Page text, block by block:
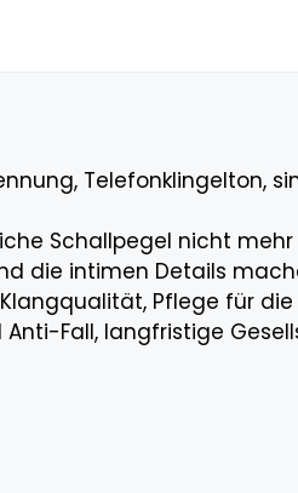
Telefonklingelton,
Schallpegel nicht
die intimen Details
Pflege für die
Fall, langfristige